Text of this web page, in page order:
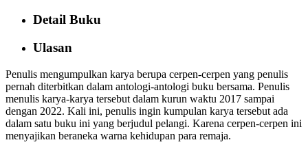
Detail Buku
Ulasan
Penulis mengumpulkan karya berupa cerpen-cerpen yang penulis
pernah diterbitkan dalam antologi-antologi buku bersama. Penulis
menulis karya-karya tersebut dalam kurun waktu 2017 sampai
dengan 2022. Kali ini, penulis ingin kumpulan karya tersebut ada
dalam satu buku ini yang berjudul pelangi. Karena cerpen-cerpen ini
menyajikan beraneka warna kehidupan para remaja.